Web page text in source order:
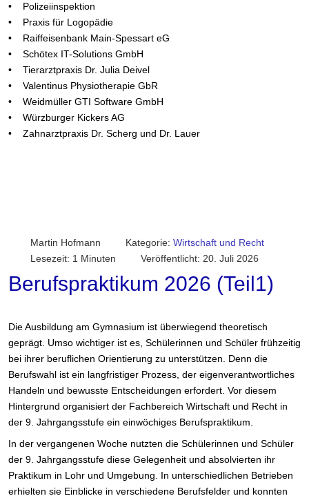
• Polizeiinspektion
• Praxis für Logopädie
• Raiffeisenbank Main-Spessart eG
• Schötex IT-Solutions GmbH
• Tierarztpraxis Dr. Julia Deivel
• Valentinus Physiotherapie GbR
• Weidmüller GTI Software GmbH
• Würzburger Kickers AG
• Zahnarztpraxis Dr. Scherg und Dr. Lauer
Martin Hofmann Kategorie: Wirtschaft und Recht
Lesezeit: 1 Minuten
Veröffentlicht: 20. Juli 2026
Berufspraktikum 2026 (Teil1)
Die Ausbildung am Gymnasium ist überwiegend theoretisch
geprägt. Umso wichtiger ist es, Schülerinnen und Schüler frühzeitig
bei ihrer beruflichen Orientierung zu unterstützen. Denn die
Berufswahl ist ein langfristiger Prozess, der eigenverantwortliches
Handeln und bewusste Entscheidungen erfordert. Vor diesem
Hintergrund organisiert der Fachbereich Wirtschaft und Recht in
der 9. Jahrgangsstufe ein einwöchiges Berufspraktikum.
In der vergangenen Woche nutzten die Schülerinnen und Schüler
der 9. Jahrgangsstufe diese Gelegenheit und absolvierten ihr
Praktikum in Lohr und Umgebung. In unterschiedlichen Betrieben
erhielten sie Einblicke in verschiedene Berufsfelder und konnten